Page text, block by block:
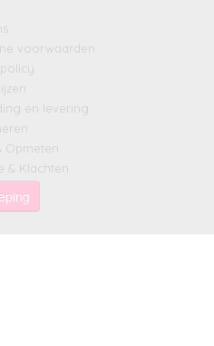
voorwaarden
en levering
Opmeten
& Klachten